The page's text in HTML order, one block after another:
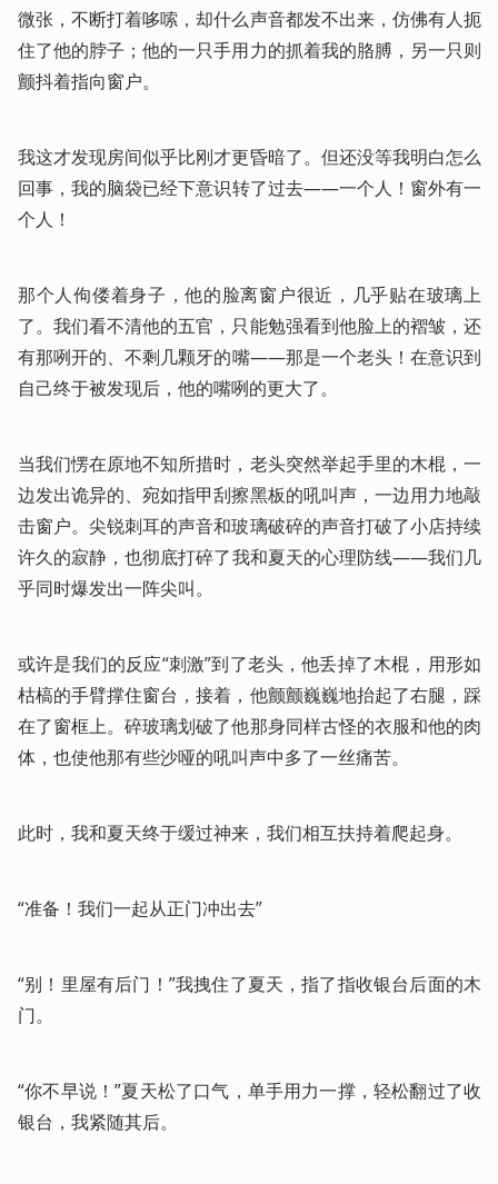
微张，不断打着哆嗦，却什么声音都发不出来，仿佛有人扼
住了他的脖子；他的一只手用力的抓着我的胳膊，另一只则
颤抖着指向窗户。
我这才发现房间似乎比刚才更昏暗了。但还没等我明白怎么
回事，我的脑袋已经下意识转了过去——一个人！窗外有一
个人！
那个人佝偻着身子，他的脸离窗户很近，几乎贴在玻璃上
了。我们看不清他的五官，只能勉强看到他脸上的褶皱，还
有那咧开的、不剩几颗牙的嘴——那是一个老头！在意识到
自己终于被发现后，他的嘴咧的更大了。
当我们愣在原地不知所措时，老头突然举起手里的木棍，一
边发出诡异的、宛如指甲刮擦黑板的吼叫声，一边用力地敲
击窗户。尖锐刺耳的声音和玻璃破碎的声音打破了小店持续
许久的寂静，也彻底打碎了我和夏天的心理防线——我们几
乎同时爆发出一阵尖叫。
或许是我们的反应“刺激”到了老头，他丢掉了木棍，用形如
枯槁的手臂撑住窗台，接着，他颤颤巍巍地抬起了右腿，踩
在了窗框上。碎玻璃划破了他那身同样古怪的衣服和他的肉
体，也使他那有些沙哑的吼叫声中多了一丝痛苦。
此时，我和夏天终于缓过神来，我们相互扶持着爬起身。
“准备！我们一起从正门冲出去”
“别！里屋有后门！”我拽住了夏天，指了指收银台后面的木
门。
“你不早说！”夏天松了口气，单手用力一撑，轻松翻过了收
银台，我紧随其后。